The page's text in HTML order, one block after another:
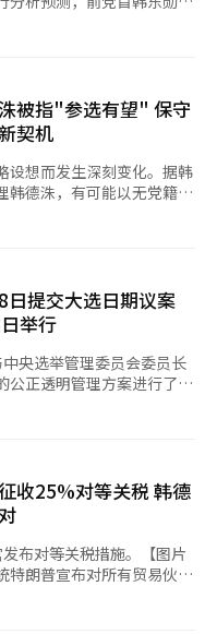
任选举对策委员会委员长。
，并表示大选期间会向金
总理韩德洙结束会晤后，拥
持率分别为43%、29%和
上1004名选民进行的泛
德洙以9%的支持率位列
德洙的支持率为6%，与韩
）相差不大。 对于可
营的前汝矣岛研究院院长
者会时强调：“韩东勋候选
到韩德洙参选变数带来的任
民进行的假想两人对决调
党相关人
人阵营，整体民调格局也可
受到影响。 25日，
务军警日纪念仪式”上，
纪念辞。【图片来源 韩联
韩
要求有关部门广泛参与对
政策官、对外经济局长等部
易实物的美洲贸易科为中心
然气（LNG）管道项目、
相关部门负责人也加入谈判
准杓及国会议员罗卿瑗被
。已宣布不参选的候选人
关注的焦点。 韩国媒
所（KSOI）于4月11日至
民意调查，结果显示，
，金文洙支持率为
，洪准杓为7.0%，罗
尔市长吴世勋为4.1%，国
章第99条“舆论调查特
须以国民力量党支持者及
受访者数据重新计算
文洙的50.9%。其后依次
、罗卿瑗（20.0%）、吴
3.4%）。 剔除已宣
条件的四位候选人为韩东
支持度遥遥领先。具体数
文洙支持率为26.7%，韩
，吴世勋5.0%。在“无
韩东勋13.2%，金文洙
中，韩东勋高达28.4%，
查，实际调查过程中将排
者将被归类至“无党
被指"参选有望" 保守
契机
设想而发生深刻变化。据韩
韩德洙，有可能以无党籍身
，构建“反李在明”统一战
中间选民，并与民主党候
担任过多届政府要职、并以
中央日报》
营对韩德洙的潜在参选保
人士透露：“原本承诺支持
看起来与韩德洙的动向有
洙近期密集展开外交和媒
美国总统特朗普通话、接
界普遍不以为然。一位保
不是出于个人意志，而是
熟，剩下的只是他自己的
Research、
至9日联合进行的全国指
“期待韩德洙能很好地领导
日提交大选日期议案
举行
央选举管理委员会委员长
公正透明管理方案进行了讨
。韩国政府将全力配合选举
体国民都能信赖此次选
选举顺利进行。他表示，
未来继续加强合作。 据
会议上正式提交总统选举
总统职务代理人须在选举
收25%对等关税 韩德
布对等关税措施。【图片
美国将对自韩国进口商品